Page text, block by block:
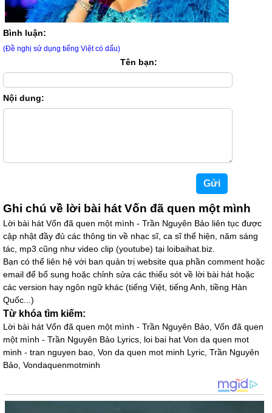
Bình luận:
(Đề nghị sử dụng tiếng Việt có dấu)
Tên bạn:
Nội dung:
Ghi chú về lời bài hát Vốn đã quen một mình
Lời bài hát Vốn đã quen một mình - Trần Nguyên Bảo liên tục được
cập nhật đầy đủ các thông tin về nhạc sĩ, ca sĩ thể hiện, năm sáng
tác, mp3 cũng như video clip (youtube) tại loibaihat.biz.
Bạn có thể liên hệ với ban quản trị website qua phần comment hoặc
email để bổ sung hoặc chỉnh sửa các thiếu sót về lời bài hát hoặc
các version hay ngôn ngữ khác (tiếng Việt, tiếng Anh, tiềng Hàn
Quốc...)
Từ khóa tìm kiếm:
Lời bài hát Vốn đã quen một mình - Trần Nguyên Bảo, Vốn đã quen
một mình - Trần Nguyên Bảo Lyrics, loi bai hat Von da quen mot
minh - tran nguyen bao, Von da quen mot minh Lyric, Trần Nguyên
Bảo, Vondaquenmotminh